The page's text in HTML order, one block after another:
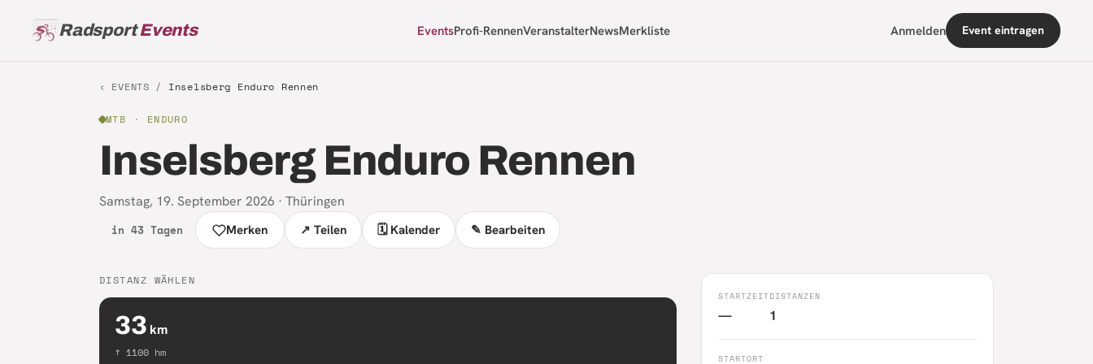
RadsportEvents EventsProfi-RennenVeranstalterNewsMerkliste Anmelden Event eintragen
‹ EVENTS / Inselsberg Enduro Rennen
MTB · ENDURO
Inselsberg Enduro Rennen
Samstag, 19. September 2026 · Thüringen
in 43 Tagen Merken ↗ Teilen 🗓 Kalender ✎ Bearbeiten
DISTANZ WÄHLEN
33 km
↑ 1100 hm
STARTZEIT
—
DISTANZEN
1
STARTORT